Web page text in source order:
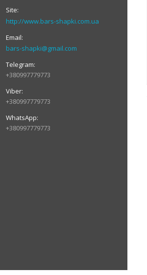
http://www.bars-shapki.com.ua
bars-shapki@gmail.com
+380997779773
+380997779773
+380997779773